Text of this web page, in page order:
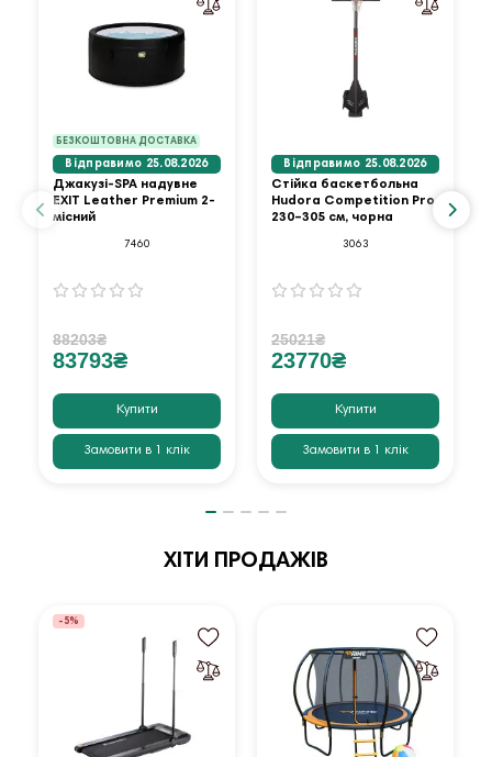
БЕЗКОШТОВНА ДОСТАВКА
Відправимо 25.08.2026
Джакузі-SPA надувне
EXIT Leather Premium 2-
місний
7460
88203₴
83793₴
Купити
Замовити в 1 клік
Відправимо 25.08.2026
Стійка баскетбольна
Hudora Competition Pro
230–305 см, чорна
3063
25021₴
23770₴
Купити
Замовити в 1 клік
ХІТИ ПРОДАЖІВ
-5%